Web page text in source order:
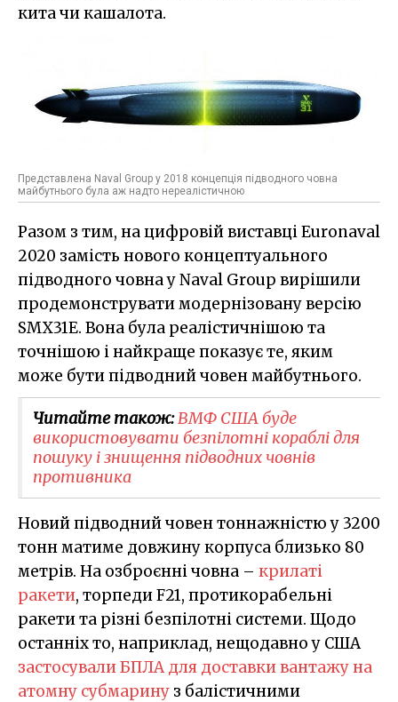
кита чи кашалота.
Представлена Naval Group у 2018 концепція підводного човна
майбутнього була аж надто нереалістичною
Разом з тим, на цифровій виставці Euronaval
2020 замість нового концептуального
підводного човна у Naval Group вирішили
продемонструвати модернізовану версію
SMX31Е. Вона була реалістичнішою та
точнішою і найкраще показує те, яким
може бути підводний човен майбутнього.
Читайте також:ВМФ США буде
використовувати безпілотні кораблі для
пошуку і знищення підводних човнів
противника
Новий підводний човен тоннажністю у 3200
тонн матиме довжину корпуса близько 80
метрів. На озброєнні човна – крилаті
ракети, торпеди F21, протикорабельні
ракети та різні безпілотні системи. Щодо
останніх то, наприклад, нещодавно у США
застосували БПЛА для доставки вантажу на
атомну субмарину з балістичними